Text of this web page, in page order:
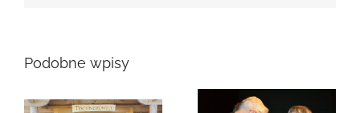
Podobne wpisy